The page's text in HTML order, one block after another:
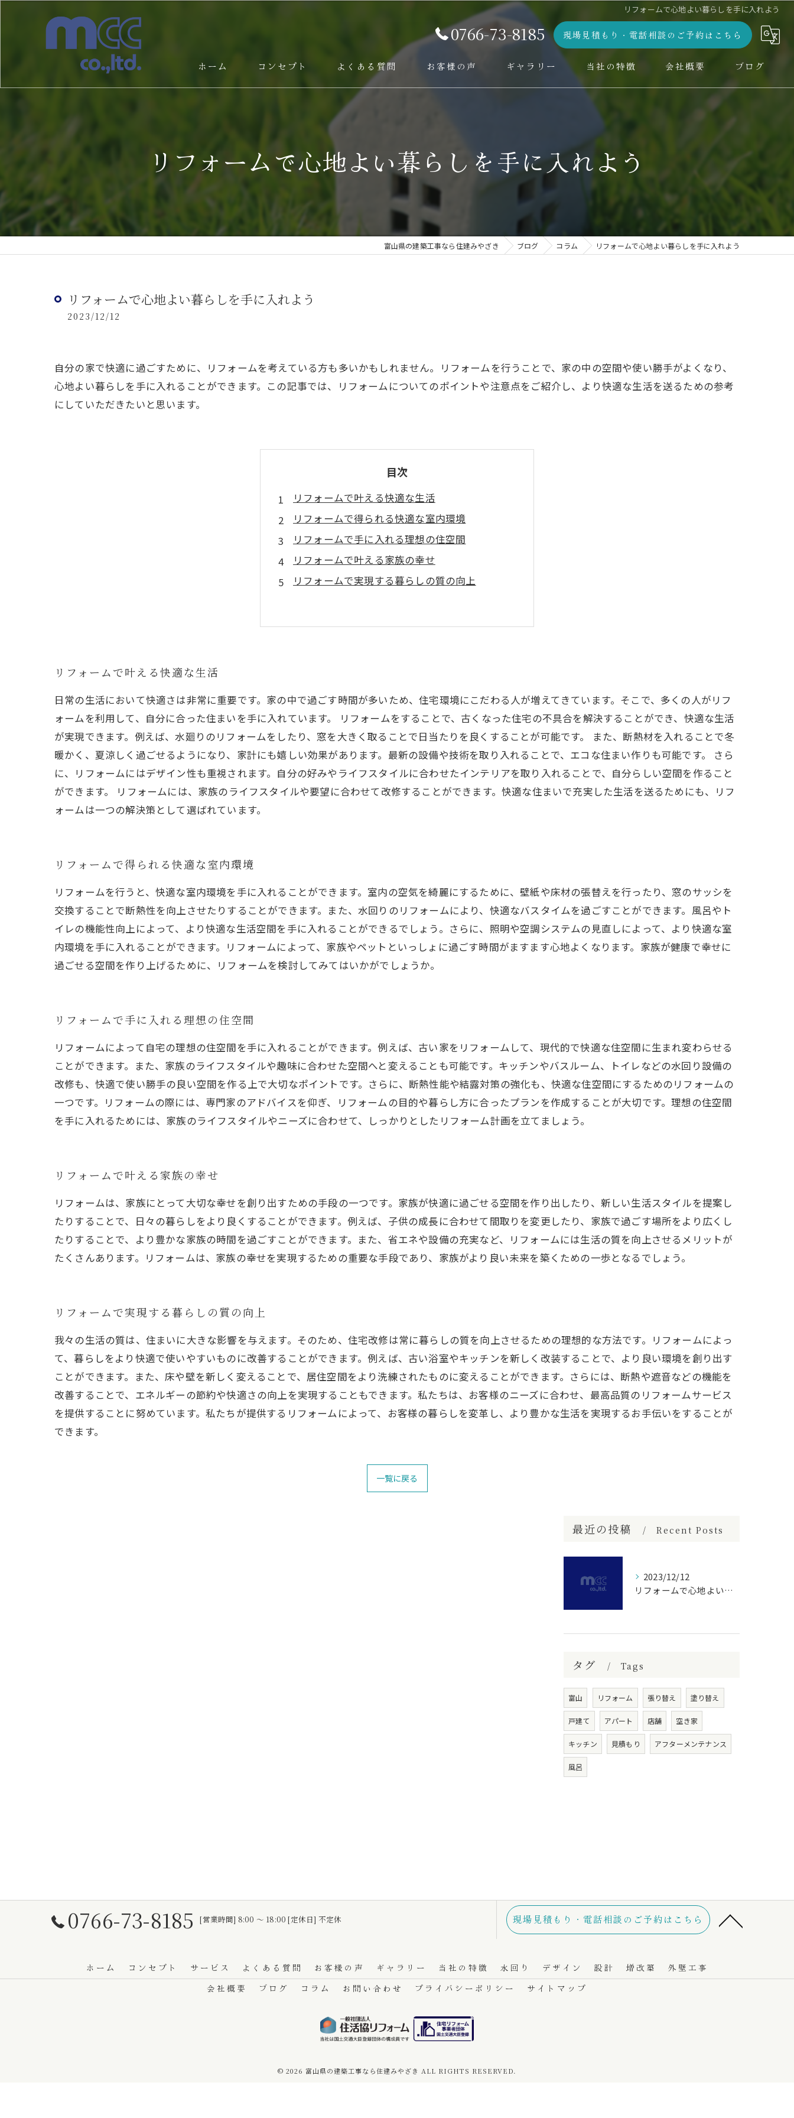
リフォームで心地よい暮らしを手に入れよう
0766-73-8185 現場見積もり・電話相談のご予約はこちら
ホーム コンセプト よくある質問 お客様の声 ギャラリー 当社の特徴
水回り
デザイン
設計
会社概要 ブログ
リフォームで心地よい暮らしを手に入れよう
富山県の建築工事なら住建みやざき ブログ コラム リフォームで心地よい暮らしを手に入れよう
リフォームで心地よい暮らしを手に入れよう
2023/12/12
自分の家で快適に過ごすために、リフォームを考えている方も多いかもしれません。リフォームを行うことで、家の中の空間や使い勝手がよくなり、
心地よい暮らしを手に入れることができます。この記事では、リフォームについてのポイントや注意点をご紹介し、より快適な生活を送るための参考
にしていただきたいと思います。
目次
リフォームで叶える快適な生活
リフォームで得られる快適な室内環境
リフォームで手に入れる理想の住空間
リフォームで叶える家族の幸せ
リフォームで実現する暮らしの質の向上
リフォームで叶える快適な生活
日常の生活において快適さは非常に重要です。家の中で過ごす時間が多いため、住宅環境にこだわる人が増えてきています。そこで、多くの人がリフ
ォームを利用して、自分に合った住まいを手に入れています。 リフォームをすることで、古くなった住宅の不具合を解決することができ、快適な生活
が実現できます。例えば、水廻りのリフォームをしたり、窓を大きく取ることで日当たりを良くすることが可能です。 また、断熱材を入れることで冬
暖かく、夏涼しく過ごせるようになり、家計にも嬉しい効果があります。最新の設備や技術を取り入れることで、エコな住まい作りも可能です。 さら
に、リフォームにはデザイン性も重視されます。自分の好みやライフスタイルに合わせたインテリアを取り入れることで、自分らしい空間を作ること
ができます。 リフォームには、家族のライフスタイルや要望に合わせて改修することができます。快適な住まいで充実した生活を送るためにも、リフ
ォームは一つの解決策として選ばれています。
リフォームで得られる快適な室内環境
リフォームを行うと、快適な室内環境を手に入れることができます。室内の空気を綺麗にするために、壁紙や床材の張替えを行ったり、窓のサッシを
交換することで断熱性を向上させたりすることができます。また、水回りのリフォームにより、快適なバスタイムを過ごすことができます。風呂やト
イレの機能性向上によって、より快適な生活空間を手に入れることができるでしょう。さらに、照明や空調システムの見直しによって、より快適な室
内環境を手に入れることができます。リフォームによって、家族やペットといっしょに過ごす時間がますます心地よくなります。家族が健康で幸せに
過ごせる空間を作り上げるために、リフォームを検討してみてはいかがでしょうか。
リフォームで手に入れる理想の住空間
リフォームによって自宅の理想の住空間を手に入れることができます。例えば、古い家をリフォームして、現代的で快適な住空間に生まれ変わらせる
ことができます。また、家族のライフスタイルや趣味に合わせた空間へと変えることも可能です。キッチンやバスルーム、トイレなどの水回り設備の
改修も、快適で使い勝手の良い空間を作る上で大切なポイントです。さらに、断熱性能や結露対策の強化も、快適な住空間にするためのリフォームの
一つです。リフォームの際には、専門家のアドバイスを仰ぎ、リフォームの目的や暮らし方に合ったプランを作成することが大切です。理想の住空間
を手に入れるためには、家族のライフスタイルやニーズに合わせて、しっかりとしたリフォーム計画を立てましょう。
リフォームで叶える家族の幸せ
リフォームは、家族にとって大切な幸せを創り出すための手段の一つです。家族が快適に過ごせる空間を作り出したり、新しい生活スタイルを提案し
たりすることで、日々の暮らしをより良くすることができます。例えば、子供の成長に合わせて間取りを変更したり、家族で過ごす場所をより広くし
たりすることで、より豊かな家族の時間を過ごすことができます。また、省エネや設備の充実など、リフォームには生活の質を向上させるメリットが
たくさんあります。リフォームは、家族の幸せを実現するための重要な手段であり、家族がより良い未来を築くための一歩となるでしょう。
リフォームで実現する暮らしの質の向上
我々の生活の質は、住まいに大きな影響を与えます。そのため、住宅改修は常に暮らしの質を向上させるための理想的な方法です。リフォームによっ
て、暮らしをより快適で使いやすいものに改善することができます。例えば、古い浴室やキッチンを新しく改装することで、より良い環境を創り出す
ことができます。また、床や壁を新しく変えることで、居住空間をより洗練されたものに変えることができます。さらには、断熱や遮音などの機能を
改善することで、エネルギーの節約や快適さの向上を実現することもできます。私たちは、お客様のニーズに合わせ、最高品質のリフォームサービス
を提供することに努めています。私たちが提供するリフォームによって、お客様の暮らしを変革し、より豊かな生活を実現するお手伝いをすることが
できます。
一覧に戻る
最近の投稿 Recent Posts
2023/12/12
リフォームで心地よい暮らしを手に入れよう
タグ Tags
富山 リフォーム 張り替え 塗り替え
戸建て アパート 店舗 空き家
キッチン 見積もり アフターメンテナンス
風呂
0766-73-8185 [営業時間] 8:00 〜 18:00 [定休日] 不定休 現場見積もり・電話相談のご予約はこちら
ホーム コンセプト サービス よくある質問 お客様の声 ギャラリー 当社の特徴 水回り デザイン 設計 増改築
外壁工事
会社概要
ブログ コラム お問い合わせ プライバシーポリシー サイトマップ
© 2026 富山県の建築工事なら住建みやざき ALL RIGHTS RESERVED.